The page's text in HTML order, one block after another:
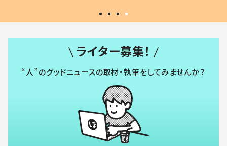
ライター募集！
“人”のグッドニュースの取材・執筆をしてみませんか？